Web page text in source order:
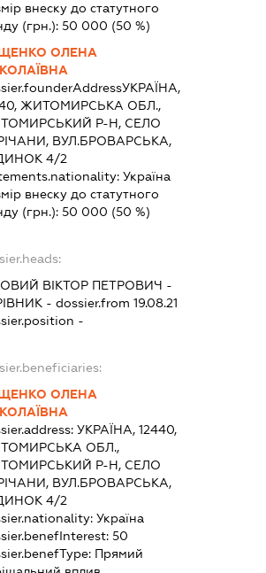
внеску до статутного
(грн.): 50 000 (50 %)
ОЛЕНА
УКРАЇНА,
ЖИТОМИРСЬКА ОБЛ.,
Р-Н, СЕЛО
ВУЛ.БРОВАРСЬКА,
4/2
Україна
внеску до статутного
(грн.): 50 000 (50 %)
ВІКТОР ПЕТРОВИЧ -
- dossier.from 19.08.21
-
ОЛЕНА
УКРАЇНА, 12440,
ОБЛ.,
Р-Н, СЕЛО
ВУЛ.БРОВАРСЬКА,
4/2
Україна
50
Прямий